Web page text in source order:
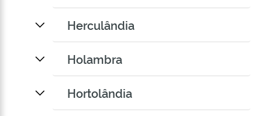
Herculândia
Holambra
Hortolândia